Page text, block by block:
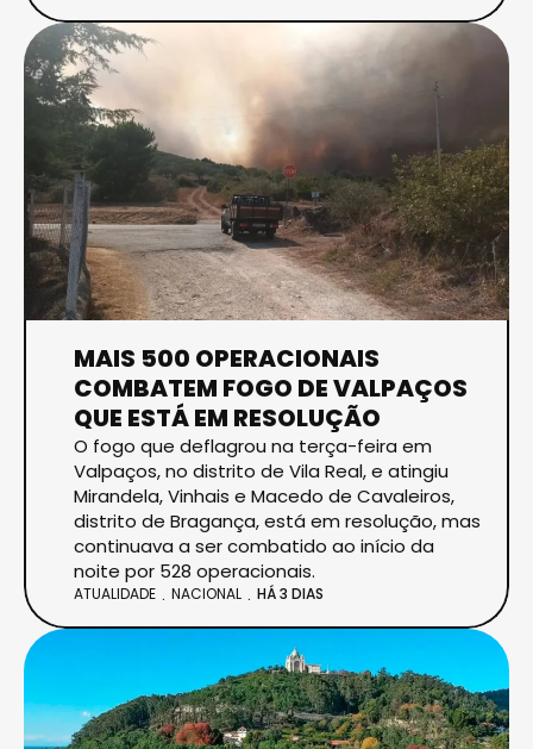
MAIS 500 OPERACIONAIS
COMBATEM FOGO DE VALPAÇOS
QUE ESTÁ EM RESOLUÇÃO
O fogo que deflagrou na terça-feira em
Valpaços, no distrito de Vila Real, e atingiu
Mirandela, Vinhais e Macedo de Cavaleiros,
distrito de Bragança, está em resolução, mas
continuava a ser combatido ao início da
noite por 528 operacionais.
ATUALIDADE NACIONAL HÁ 3 DIAS